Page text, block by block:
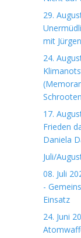
29.
mit
24.
17.
Frieden
Daniela
Juli/
08. Juli
-
Einsatz
24. Juni